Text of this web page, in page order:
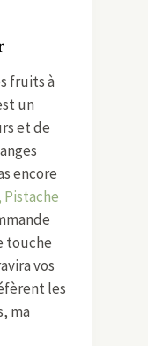
fruits à
un
et de
encore
Pistache
touche
vos
les
ma